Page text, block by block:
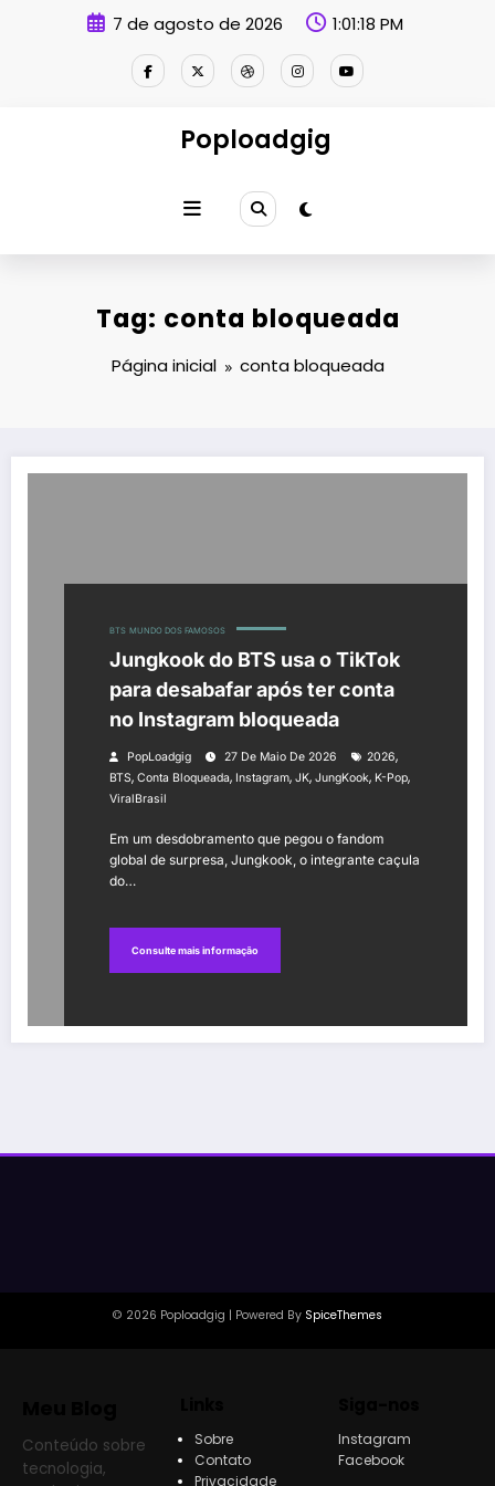
7 de agosto de 2026 1:01:18 PM
Poploadgig
Tag: conta bloqueada
Página inicial conta bloqueada
BTS MUNDO DOS FAMOSOS
Jungkook do BTS usa o TikTok
para desabafar após ter conta
no Instagram bloqueada
PopLoadgig 27 De Maio De 2026 2026,
BTS, Conta Bloqueada, Instagram, JK, JungKook, K-Pop,
ViralBrasil
Em um desdobramento que pegou o fandom
global de surpresa, Jungkook, o integrante caçula
do…
Consulte mais informação
© 2026 Poploadgig | Powered By SpiceThemes
Conteúdo sobre
tecnologia,
Sobre
Contato
Privacidade
Instagram
Facebook